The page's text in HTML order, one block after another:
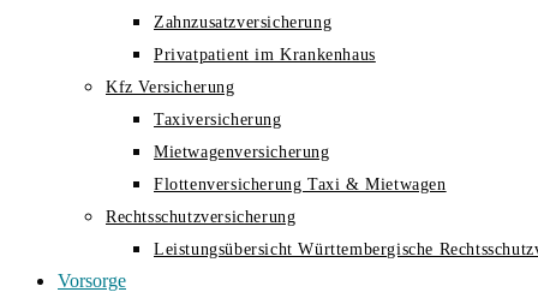
Zahnzusatzversicherung
Privatpatient im Krankenhaus
Kfz Versicherung
Taxiversicherung
Mietwagenversicherung
Flottenversicherung Taxi & Mietwagen
Rechtsschutzversicherung
Leistungsübersicht Württembergische
Vorsorge